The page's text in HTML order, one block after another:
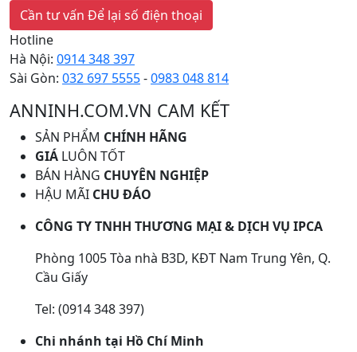
Cần tư vấn Để lại số điện thoại
Hotline
Hà Nội: 0914 348 397
Sài Gòn: 032 697 5555-0983 048 814
ANNINH.COM.VN CAM KẾT
SẢN PHẨM CHÍNH HÃNG
GIÁ LUÔN TỐT
BÁN HÀNG CHUYÊN NGHIỆP
HẬU MÃI CHU ĐÁO
CÔNG TY TNHH THƯƠNG MẠI & DỊCH VỤ IPCA
Phòng 1005 Tòa nhà B3D, KĐT Nam Trung Yên, Q.
Cầu Giấy
Tel: (0914 348 397)
Chi nhánh tại Hồ Chí Minh